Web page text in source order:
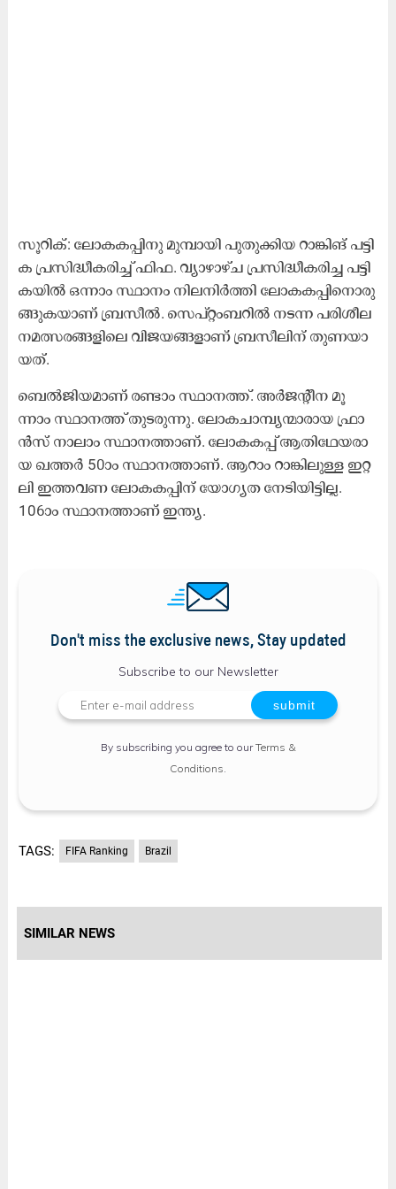
സൂ​റി​ക്: ലോ​ക​ക​പ്പി​നു മു​മ്പാ​യി പു​തു​ക്കി​യ റാ​ങ്കി​ങ് പ​ട്ടി​
ക പ്ര​സി​ദ്ധീ​ക​രി​ച്ച് ഫി​ഫ. വ്യാ​ഴാ​ഴ്ച പ്ര​സി​ദ്ധീ​ക​രി​ച്ച പ​ട്ടി​
ക​യി​ൽ ഒ​ന്നാം സ്ഥാ​നം നി​ല​നി​ർ​ത്തി ലോ​ക​ക​പ്പി​നൊ​രു​
ങ്ങു​ക​യാ​ണ് ബ്ര​സീ​ൽ. സെ​പ്റ്റം​ബ​റി​ൽ ന​ട​ന്ന പ​രി​ശീ​ല​
ന​മ​ത്സ​ര​ങ്ങ​ളി​ലെ വി​ജ​യ​ങ്ങ​ളാ​ണ് ബ്ര​സീ​ലി​ന് തു​ണ​യാ​
യ​ത്.
ബെ​ൽ​ജി​യ​മാ​ണ് ര​ണ്ടാം സ്ഥാ​ന​ത്ത്. അ​ർ​ജ​ന്‍റീ​ന മൂ​
ന്നാം സ്ഥാ​ന​ത്ത് തു​ട​രു​ന്നു. ലോ​ക​ചാ​മ്പ്യ​ന്മാ​രാ​യ ഫ്രാ​
ൻ​സ് നാ​ലാം സ്ഥാ​ന​ത്താ​ണ്. ലോ​ക​ക​പ്പ് ആ​തി​ഥേ​യ​രാ​
യ ഖ​ത്ത​ർ 50ാം സ്ഥാ​ന​ത്താ​ണ്. ആ​റാം റാ​ങ്കി​ലു​ള്ള ഇ​റ്റ​
ലി ഇ​ത്ത​വ​ണ ലോ​ക​ക​പ്പി​ന് യോ​ഗ്യ​ത നേ​ടി​യി​ട്ടി​ല്ല.
106ാം സ്ഥാ​ന​ത്താ​ണ് ഇ​ന്ത്യ.
Don't miss the exclusive news, Stay updated
Subscribe to our Newsletter
By subscribing you agree to ourTerms &
Conditions.
TAGS: FIFA Ranking Brazil
SIMILAR NEWS